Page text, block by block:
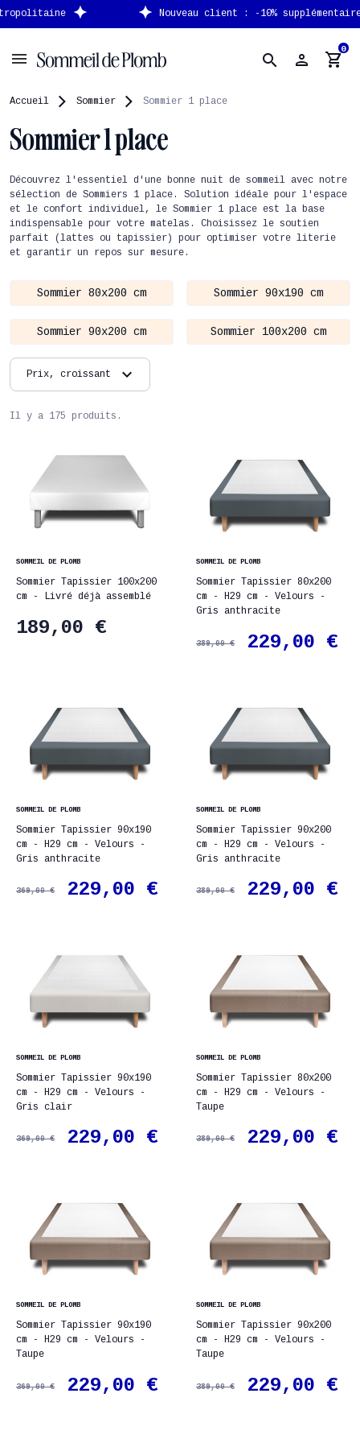
Nouveau client : -10% supplémentaire avec le codeNEW
search person shopping_cart0
Accueil Sommier Sommier 1 place
Sommier 1 place
Découvrez l'essentiel d'une bonne nuit de sommeil avec notre
sélection de Sommiers 1 place. Solution idéale pour l'espace
et le confort individuel, le Sommier 1 place est la base
indispensable pour votre matelas. Choisissez le soutien
parfait (lattes ou tapissier) pour optimiser votre literie
et garantir un repos sur mesure.
Sommier 80x200 cm Sommier 90x190 cm
Sommier 90x200 cm Sommier 100x200 cm
Il y a 175 produits.
Prix, croissant expand_more
SOMMEIL DE PLOMB
Sommier Tapissier 100x200
cm - Livré déjà assemblé
189,00 €
SOMMEIL DE PLOMB
Sommier Tapissier 80x200
cm - H29 cm - Velours -
Gris anthracite
389,00 € 229,00 €
SOMMEIL DE PLOMB
Sommier Tapissier 90x190
cm - H29 cm - Velours -
Gris anthracite
369,00 € 229,00 €
SOMMEIL DE PLOMB
Sommier Tapissier 90x200
cm - H29 cm - Velours -
Gris anthracite
389,00 € 229,00 €
SOMMEIL DE PLOMB
Sommier Tapissier 90x190
cm - H29 cm - Velours -
Gris clair
369,00 € 229,00 €
SOMMEIL DE PLOMB
Sommier Tapissier 80x200
cm - H29 cm - Velours -
Taupe
389,00 € 229,00 €
SOMMEIL DE PLOMB
Sommier Tapissier 90x190
cm - H29 cm - Velours -
Taupe
369,00 € 229,00 €
SOMMEIL DE PLOMB
Sommier Tapissier 90x200
cm - H29 cm - Velours -
Taupe
389,00 € 229,00 €